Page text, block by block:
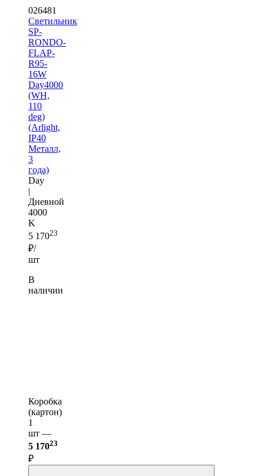
026481
Светильник
SP-
RONDO-
FLAP-
R95-
16W
Day4000
(WH,
110
deg)
(Arlight,
IP40
Металл,
3
года)
Day
|
Дневной
4000
K
5 17023
₽/
шт
В
наличии
Коробка
(картон)
1
шт —
5 17023
₽